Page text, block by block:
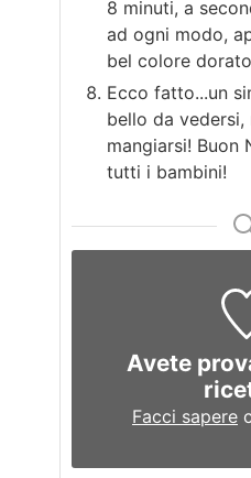
8 minuti, a
ad ogni modo,
bel colore
Ecco fatto...un
bello da vedersi,
mangiarsi! Buon
tutti i bambini!
Avete
Facci sapere